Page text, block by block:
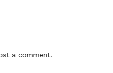
a comment.